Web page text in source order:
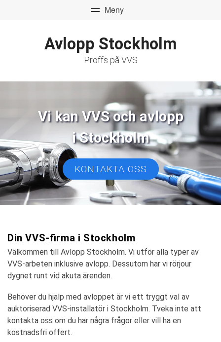
Avlopp Stockholm
Proffs på VVS
Vi kan VVS och avlopp
i Stockholm
KONTAKTA OSS
Din VVS-firma i Stockholm
Välkommen till Avlopp Stockholm. Vi utför alla typer av
VVS-arbeten inklusive avlopp. Dessutom har vi rörjour
dygnet runt vid akuta ärenden.
Behöver du hjälp med avloppet är vi ett tryggt val av
auktoriserad VVS-installatör i Stockholm. Tveka inte att
kontakta oss om du har några frågor eller vill ha en
kostnadsfri offert.